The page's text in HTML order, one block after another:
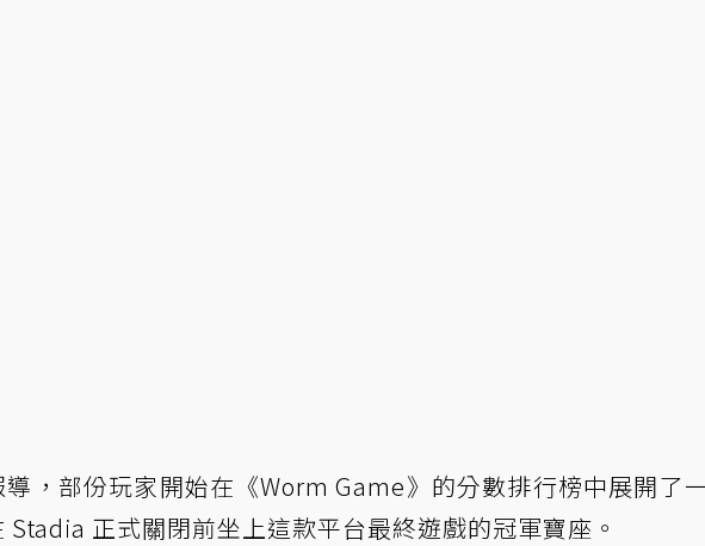
，部份玩家開始在《Worm Game》的分數排行榜中展開了
Stadia 正式關閉前坐上這款平台最終遊戲的冠軍寶座。